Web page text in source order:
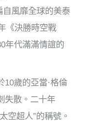
自風靡全球的美泰
《決勝時空戰
年代滿滿情誼的
10歲的亞當·格倫
失散。二十年
空超人”的稱號。